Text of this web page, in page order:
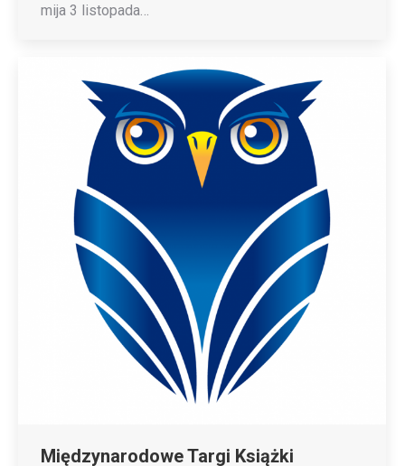
mija 3 listopada…
Międzynarodowe Targi Książki